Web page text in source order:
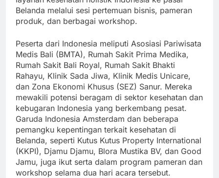
Belanda melalui sesi pertemuan bisnis, pameran
produk, dan berbagai workshop.
Peserta dari Indonesia meliputi Asosiasi Pariwisata
Medis Bali (BMTA), Rumah Sakit Prima Medika,
Rumah Sakit Bali Royal, Rumah Sakit Bhakti
Rahayu, Klinik Sada Jiwa, Klinik Medis Unicare,
dan Zona Ekonomi Khusus (SEZ) Sanur. Mereka
mewakili potensi beragam di sektor kesehatan dan
kebugaran Indonesia yang berkembang pesat.
Garuda Indonesia Amsterdam dan beberapa
pemangku kepentingan terkait kesehatan di
Belanda, seperti Kutus Kutus Property International
(KKPI), Djamu Djamu, Blora Mustika BV, dan Good
Jamu, juga ikut serta dalam program pameran dan
workshop selama dua hari acara tersebut.